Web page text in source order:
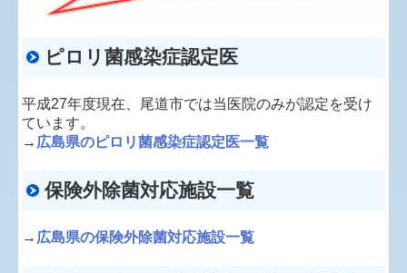
保険医療機関における掲示
ピロリ菌感染症認定医
平成27年度現在、尾道市では当医院のみが認定を受け
ています。
→ 広島県のピロリ菌感染症認定医一覧
保険外除菌対応施設一覧
→ 広島県の保険外除菌対応施設一覧